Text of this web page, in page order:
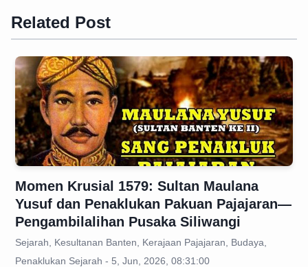
Related Post
Momen Krusial 1579: Sultan Maulana
Yusuf dan Penaklukan Pakuan Pajajaran—
Pengambilalihan Pusaka Siliwangi
Sejarah, Kesultanan Banten, Kerajaan Pajajaran, Budaya,
Penaklukan Sejarah - 5, Jun, 2026, 08:31:00